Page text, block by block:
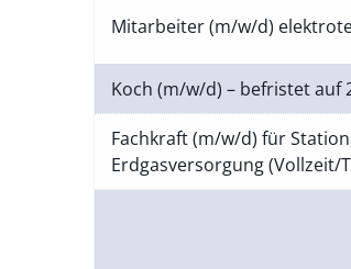
Mitarbeiter (m/w/d)
Koch (m/w/d) – befristet auf
Fachkraft (m/w/d) für
Erdgasversorgung (Vollzeit/